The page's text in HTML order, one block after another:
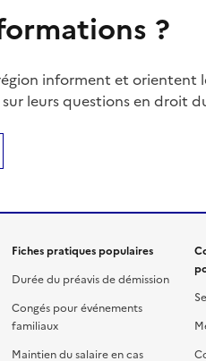
?
informent et orientent
leurs questions en droit
Fiches pratiques populaires
Durée du préavis de démission
Congés pour événements
familiaux
Maintien du salaire en cas